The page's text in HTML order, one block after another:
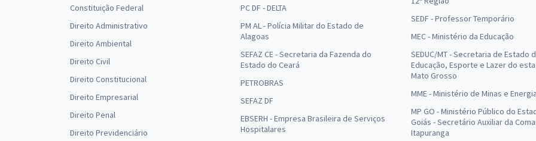
Constituição Federal
Direito Administrativo
Direito Ambiental
Direito Civil
Direito Constitucional
Direito Empresarial
Direito Penal
Direito Previdenciário
PC DF - DELTA
PM AL - Polícia Militar do Estado de
Alagoas
SEFAZ CE - Secretaria da Fazenda do
Estado do Ceará
PETROBRAS
SEFAZ DF
EBSERH - Empresa Brasileira de Serviços
Hospitalares
SEDF - Professor Temporário
MEC - Ministério da Educação
SEDUC/MT - Secretaria de Estado
Educação, Esporte e Lazer do
Mato Grosso
MME - Ministério de Minas e
MP GO - Ministério Público do
Goiás - Secretário Auxiliar da
Itapuranga